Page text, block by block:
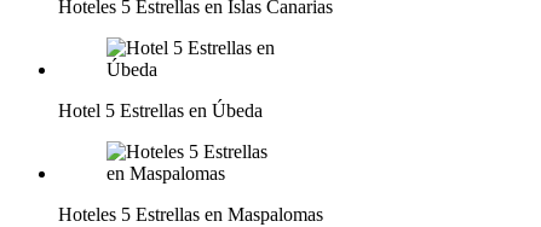
Hoteles 5 Estrellas en Islas Canarias
Hotel 5 Estrellas en Úbeda
Hoteles 5 Estrellas en Maspalomas